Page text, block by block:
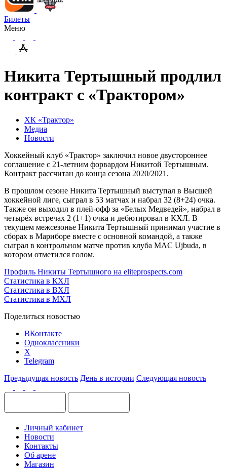
Билеты
Меню
Никита Тертышный продлил
контракт с «Трактором»
ХК «Трактор»
Медиа
Новости
Хоккейный клуб «Трактор» заключил новое двустороннее
соглашение с 21-летним форвардом Никитой Тертышным.
Контракт рассчитан до конца сезона 2020/2021.
В прошлом сезоне Никита Тертышный выступал в Высшей
хоккейной лиге, сыграл в 53 матчах и набрал 32 (8+24) очка.
Также он выходил в плей-офф за «Белых Медведей», набрал в
четырёх встречах 2 (1+1) очка и дебютировал в КХЛ. В
текущем межсезонье Никита Тертышный принимал участие в
сборах в Мариборе вместе с основной командой, а также
сыграл в контрольном матче против клуба MAC Ujbuda, в
котором отметился голом.
Профиль Никиты Тертышного на eliteprospects.com
Статистика в КХЛ
Статистика в ВХЛ
Статистика в МХЛ
Поделиться новостью
ВКонтакте
Одноклассники
X
Telegram
Предыдущая новость День в истории Следующая новость
Личный кабинет
Новости
Контакты
Об арене
Магазин